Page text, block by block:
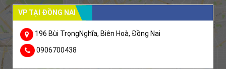
VP TẠI ĐỒNG NAI
196 Bùi TrọngNghĩa, Biên Hoà, Đồng Nai
0906700438